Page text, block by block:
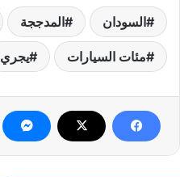
السودان المدججة
مئات السيارات يجري